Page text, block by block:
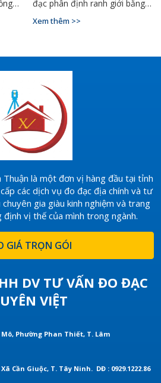
đạc phân định ranh giới bằng
0927.900.068 – Đo Đạc Đồng
Xem thêm >>
là một đơn vị hàng đầu tại tỉnh
các dịch vụ đo đạc địa chính và tư
gia giàu kinh nghiệm và trang
định vị thế của mình trong ngành.
GIÁ TRỌN GÓI
DV TƯ VẤN ĐO ĐẠC
VIỆT
Phường Phan Thiết, T. Lâm
Cần Giuộc, T. Tây Ninh. DĐ : 0929.1222.86